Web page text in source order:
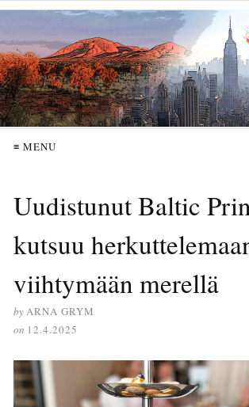
≡ MENU
Uudistunut Baltic
kutsuu
viihtymään merellä
byARNA GRYM
on 12.4.2025